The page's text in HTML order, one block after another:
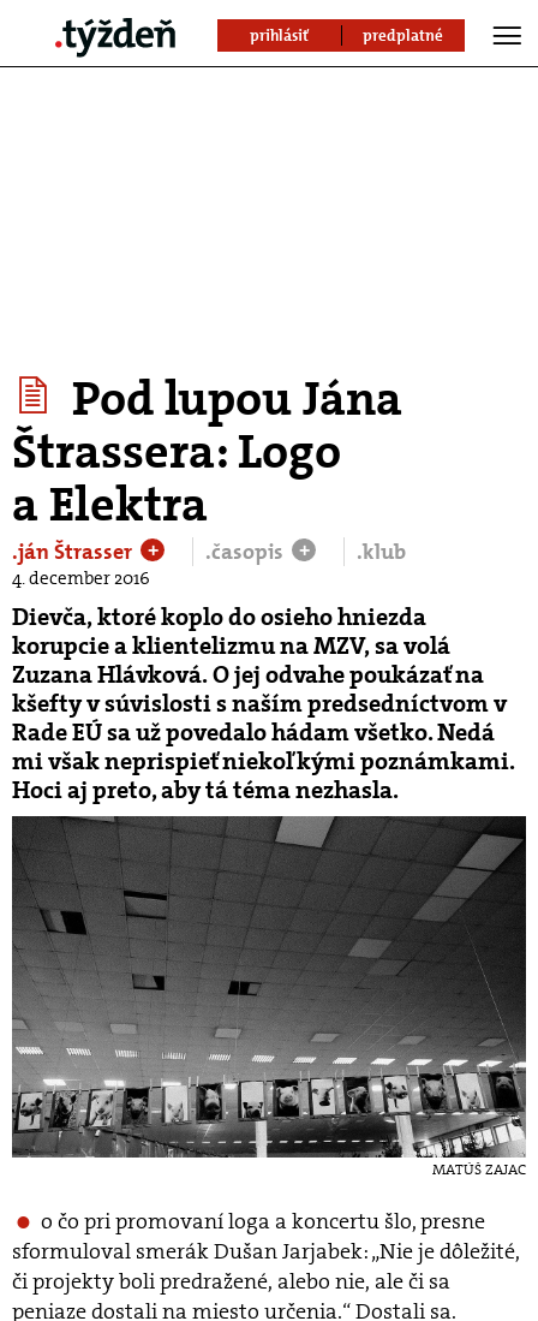
prihlásiť predplatné
Pod lupou Jána
Štrassera: Logo
a Elektra
.ján Štrasser + .časopis + .klub
4. december 2016
Dievča, ktoré koplo do osieho hniezda
korupcie a klientelizmu na MZV, sa volá
Zuzana Hlávková. O jej odvahe poukázať na
kšefty v súvislosti s naším predsedníctvom v
Rade EÚ sa už povedalo hádam všetko. Nedá
mi však neprispieť niekoľkými poznámkami.
Hoci aj preto, aby tá téma nezhasla.
MATÚŠ ZAJAC
o čo pri promovaní loga a koncertu šlo, presne
sformuloval smerák Dušan Jarjabek: „Nie je dôležité,
či projekty boli predražené, alebo nie, ale či sa
peniaze dostali na miesto určenia.“ Dostali sa.